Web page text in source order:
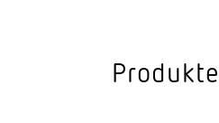
Produkte